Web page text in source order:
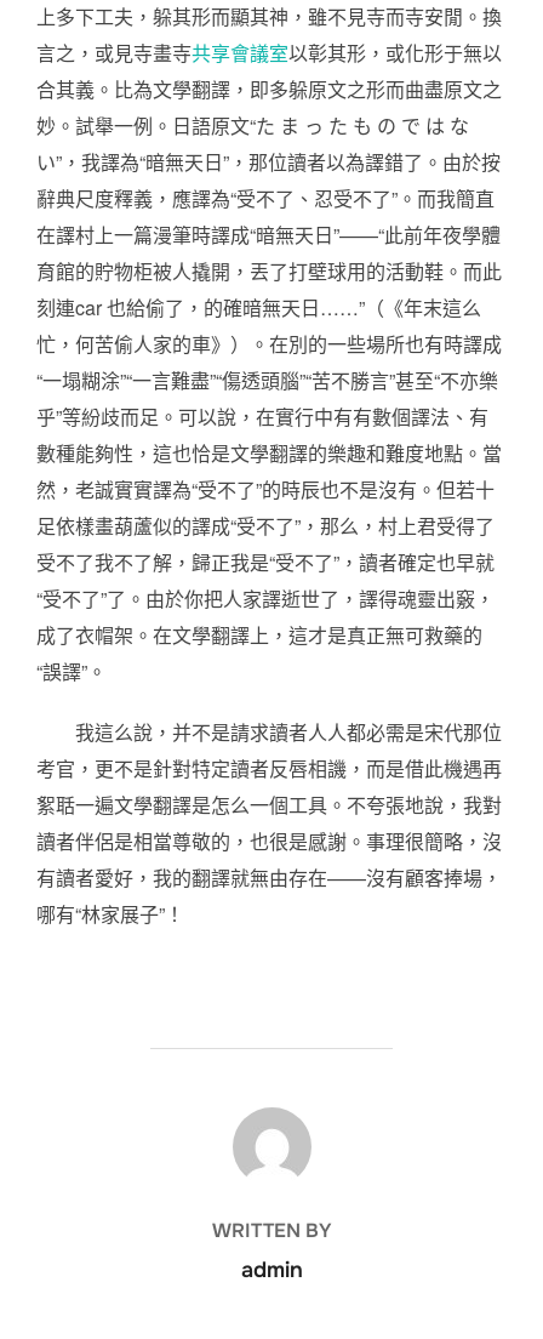
上多下工夫，躲其形而顯其神，雖不見寺而寺安閒。換
言之，或見寺畫寺共享會議室以彰其形，或化形于無以
合其義。比為文學翻譯，即多躲原文之形而曲盡原文之
妙。試舉一例。日語原文“た ま っ た も の で は な
い”，我譯為“暗無天日”，那位讀者以為譯錯了。由於按
辭典尺度釋義，應譯為“受不了、忍受不了”。而我簡直
在譯村上一篇漫筆時譯成“暗無天日”——“此前年夜學體
育館的貯物柜被人撬開，丟了打壁球用的活動鞋。而此
刻連car 也給偷了，的確暗無天日……”（《年末這么
忙，何苦偷人家的車》）。在別的一些場所也有時譯成
“一塌糊涂”“一言難盡”“傷透頭腦”“苦不勝言”甚至“不亦樂
乎”等紛歧而足。可以說，在實行中有有數個譯法、有
數種能夠性，這也恰是文學翻譯的樂趣和難度地點。當
然，老誠實實譯為“受不了”的時辰也不是沒有。但若十
足依樣畫葫蘆似的譯成“受不了”，那么，村上君受得了
受不了我不了解，歸正我是“受不了”，讀者確定也早就
“受不了”了。由於你把人家譯逝世了，譯得魂靈出竅，
成了衣帽架。在文學翻譯上，這才是真正無可救藥的
“誤譯”。
我這么說，并不是請求讀者人人都必需是宋代那位
考官，更不是針對特定讀者反唇相譏，而是借此機遇再
絮聒一遍文學翻譯是怎么一個工具。不夸張地說，我對
讀者伴侶是相當尊敬的，也很是感謝。事理很簡略，沒
有讀者愛好，我的翻譯就無由存在——沒有顧客捧場，
哪有“林家展子”！
POST AUTHOR
WRITTEN BY
admin